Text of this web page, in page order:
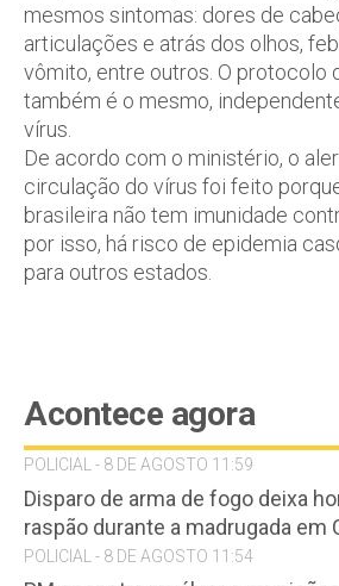
mesmos sintomas: dores de
articulações e atrás dos olhos,
vômito, entre outros. O protocolo
também é o mesmo,
vírus.
De acordo com o ministério, o
circulação do vírus foi feito
brasileira não tem imunidade
por isso, há risco de epidemia
para outros estados.
Acontece agora
POLICIAL - 8 DE AGOSTO 11:59
Disparo de arma de fogo deixa
raspão durante a madrugada em
POLICIAL - 8 DE AGOSTO 11:54